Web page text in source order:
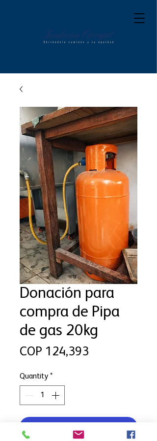
Donación para
compra de Pipa
de gas 20kg
COP 124,393
Quantity *